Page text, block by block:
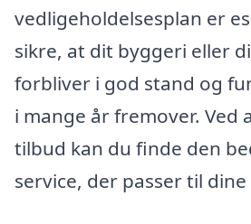
vedligeholdelsesplan er
sikre, at dit byggeri eller
forbliver i god stand og
i mange år fremover. Ved
tilbud kan du finde den
service, der passer til dine